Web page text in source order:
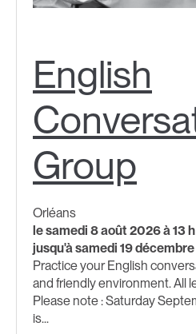
English
Group
Orléans
le samedi 8 août 2026 à 13
jusqu'à samedi 19
Practice your English
and friendly environment. All
Please note : Saturday
is...